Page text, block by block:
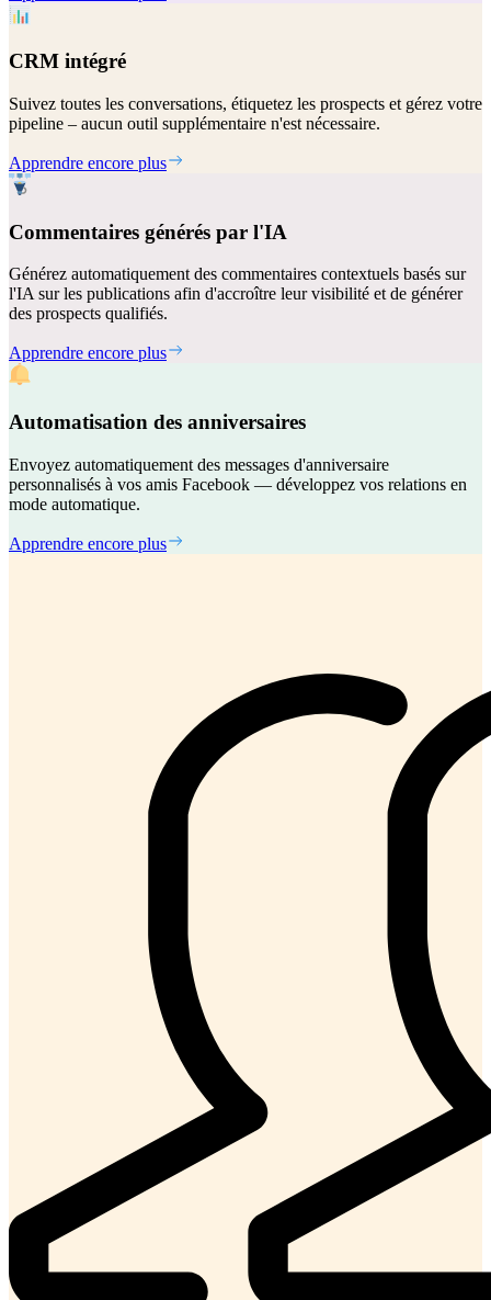
CRM intégré
Suivez toutes les conversations, étiquetez les prospects et gérez votre
pipeline – aucun outil supplémentaire n'est nécessaire.
Apprendre encore plus
Commentaires générés par l'IA
Générez automatiquement des commentaires contextuels basés sur
l'IA sur les publications afin d'accroître leur visibilité et de générer
des prospects qualifiés.
Apprendre encore plus
Automatisation des anniversaires
Envoyez automatiquement des messages d'anniversaire
personnalisés à vos amis Facebook — développez vos relations en
mode automatique.
Apprendre encore plus